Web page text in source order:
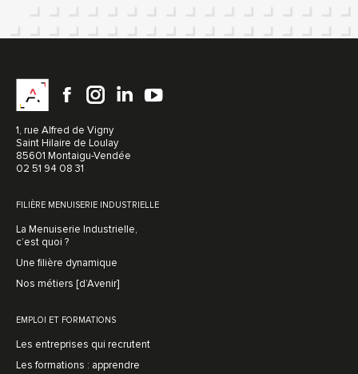
1, rue Alfred de Vigny
Saint Hilaire de Loulay
85601 Montaigu-Vendée
02 51 94 08 31
FILIÈRE MENUISERIE INDUSTRIELLE
La Menuiserie Industrielle,
c’est quoi ?
Une filière dynamique
Nos métiers [d’Avenir]
EMPLOI ET FORMATIONS
Les entreprises qui recrutent
Les formations : apprendre